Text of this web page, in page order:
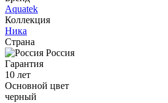
Aquatek
Коллекция
Ника
Страна
Россия
Гарантия
10 лет
Основной цвет
черный